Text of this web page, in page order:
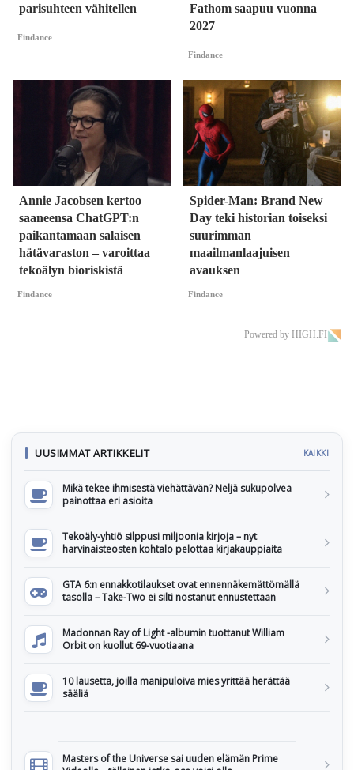
parisuhteen vähitellen
Findance
Fathom saapuu vuonna
2027
Findance
Annie Jacobsen kertoo
saaneensa ChatGPT:n
paikantamaan salaisen
hätävaraston – varoittaa
tekoälyn bioriskistä
Findance
Spider-Man: Brand New
Day teki historian toiseksi
suurimman
maailmanlaajuisen
avauksen
Findance
Powered by HIGH.FI
UUSIMMAT ARTIKKELIT KAIKKI
Mikä tekee ihmisestä viehättävän? Neljä sukupolvea
painottaa eri asioita
Tekoäly-yhtiö silppusi miljoonia kirjoja – nyt
harvinaisteosten kohtalo pelottaa kirjakauppiaita
GTA 6:n ennakkotilaukset ovat ennennäkemättömällä
tasolla – Take-Two ei silti nostanut ennustettaan
Madonnan Ray of Light -albumin tuottanut William
Orbit on kuollut 69-vuotiaana
10 lausetta, joilla manipuloiva mies yrittää herättää
sääliä
Masters of the Universe sai uuden elämän Prime